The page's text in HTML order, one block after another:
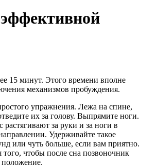
15 минут. Этого времени вполне
механизмов пробуждения.
упражнения. Лежа на спине,
их за голову. Выпрямите ноги.
растягивают за руки и за ноги в
Удерживайте такое
или чуть больше, если вам приятно.
чтобы после сна позвоночник